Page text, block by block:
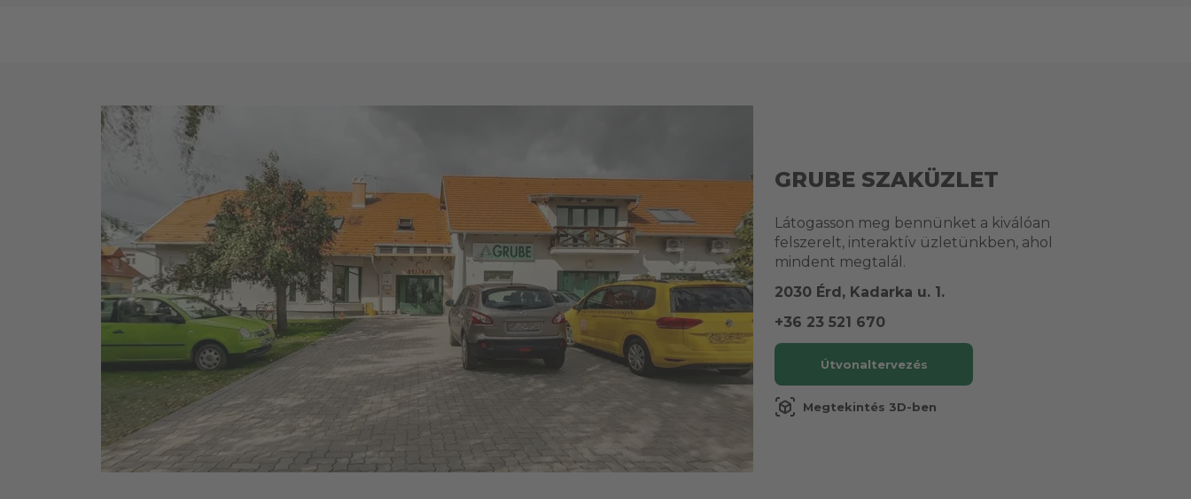
GRUBE SZAKÜZLET
Látogasson meg bennünket a kiválóan
felszerelt, interaktív üzletünkben, ahol
mindent megtalál.
2030 Érd, Kadarka u. 1.
+36 23 521 670
Útvonaltervezés
view_in_ar Megtekintés 3D-ben